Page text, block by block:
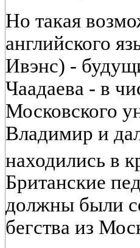
Но такая
английского
Ивэнс) -
Чаадаева - в
Московского
Владимир и
находились в
Британские
должны были
бегства из